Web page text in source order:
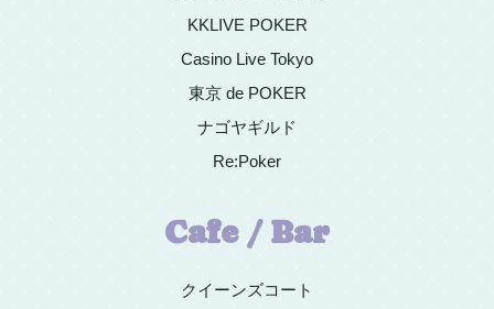
KKLIVE POKER
Casino Live Tokyo
東京 de POKER
ナゴヤギルド
Re:Poker
Cafe / Bar
クイーンズコート